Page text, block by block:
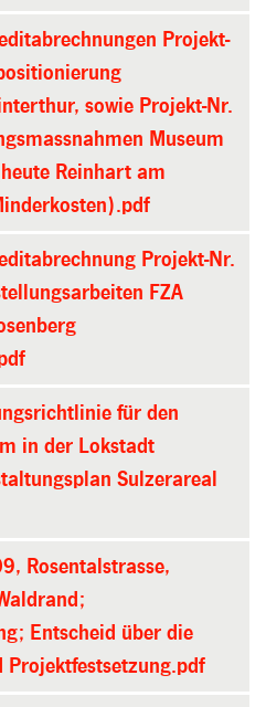
Projekt-
sowie Projekt-Nr.
Museum
Reinhart am
Projekt-Nr.
FZA
für den
in der Lokstadt
Sulzerareal
Rosentalstrasse,
Entscheid über die
Projektfestsetzung.pdf